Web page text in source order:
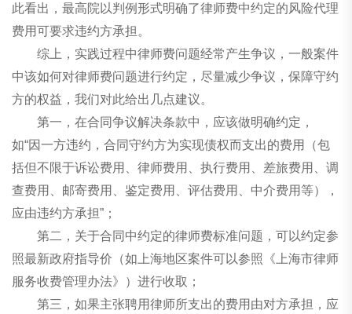
此看出，最高院以判例形式明确了律师费中约定的风险代理
费用可要求违约方承担。
综上，实践过程中律师费问题经常产生争议，一般案件
中该如何对律师费问题进行约定，尽量减少争议，保障守约
方的权益，我们对此给出几点建议。
第一，在合同争议解决条款中，应该做明确约定，
如“因一方违约，合同守约方为实现债权而支出的费用（包
括但不限于诉讼费用、律师费用、执行费用、差旅费用、调
查费用、邮寄费用、鉴定费用、评估费用、中介费用等），
应由违约方承担”；
第二，关于合同中约定的律师费标准问题，可以约定参
照最新政府指导价（如上海地区案件可以参照《上海市律师
服务收费管理办法》）进行收取；
第三，如果主张聘用律师所支出的费用由对方承担，应